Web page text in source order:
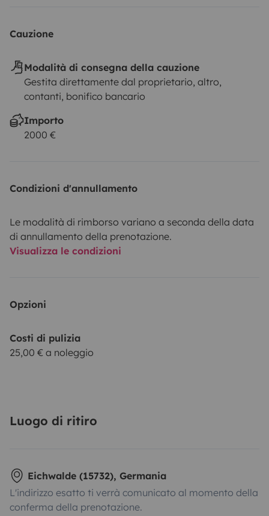
Cauzione
Modalità di consegna della cauzione
Gestita direttamente dal proprietario, altro,
contanti, bonifico bancario
Importo
2000 €
Condizioni d'annullamento
Le modalità di rimborso variano a seconda della data
di annullamento della prenotazione.
Visualizza le condizioni
Opzioni
Costi di pulizia
25,00 € a noleggio
Luogo di ritiro
Eichwalde (15732), Germania
L'indirizzo esatto ti verrà comunicato al momento della
conferma della prenotazione.